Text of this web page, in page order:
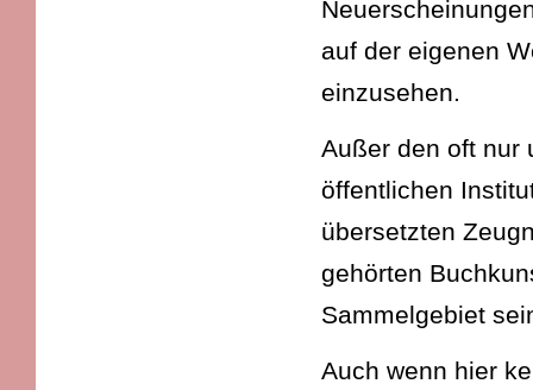
auf der eigenen
einzusehen.
Außer den oft nur
öffentlichen
übersetzten
gehörten
Sammelgebiet
Auch wenn hier